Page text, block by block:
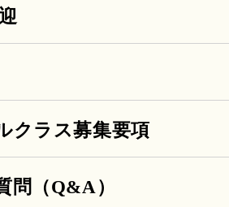
クラス募集要項
問（Q&A）